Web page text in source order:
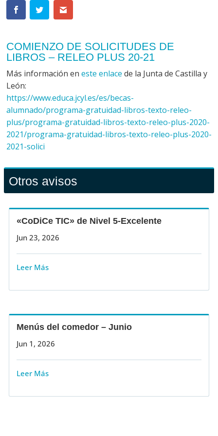
COMIENZO DE SOLICITUDES DE
LIBROS – RELEO PLUS 20-21
Más información en este enlace de la Junta de Castilla y
León:
https://www.educa.jcyl.es/es/becas-
alumnado/programa-gratuidad-libros-texto-releo-
plus/programa-gratuidad-libros-texto-releo-plus-2020-
2021/programa-gratuidad-libros-texto-releo-plus-2020-
2021-solici
Otros avisos
«CoDiCe TIC» de Nivel 5-Excelente
Jun 23, 2026
Leer Más
Menús del comedor – Junio
Jun 1, 2026
Leer Más